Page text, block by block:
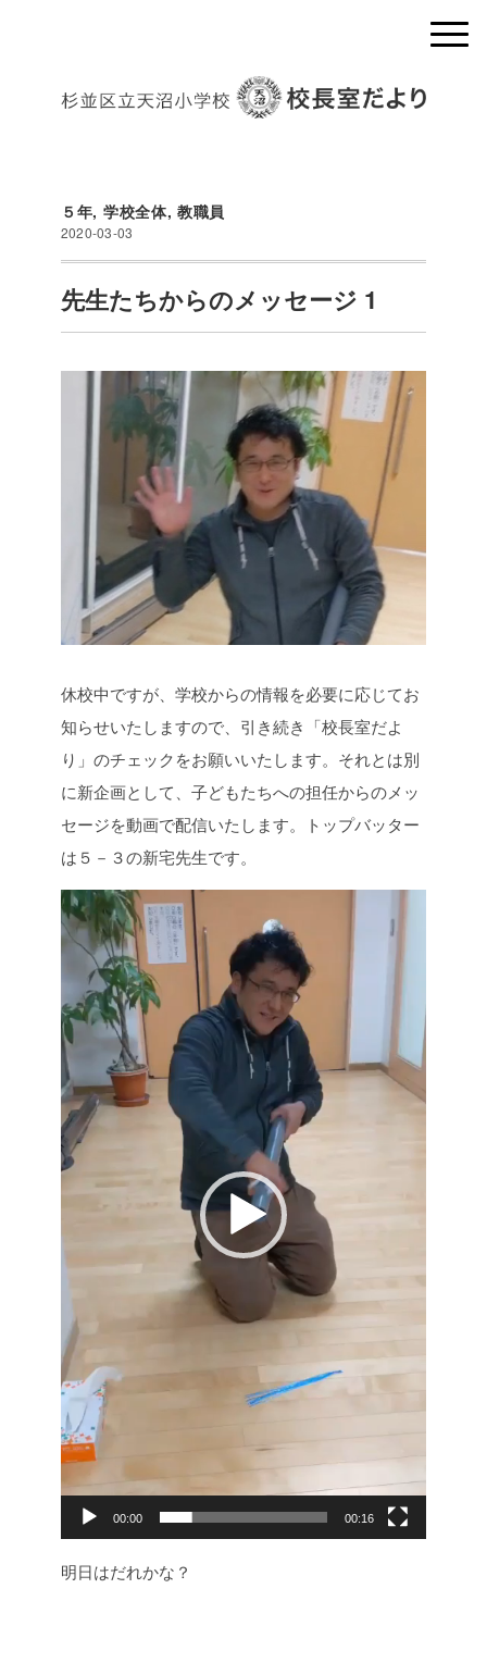
５年, 学校全体,教職員
2020-03-03
先生たちからのメッセージ 1
休校中ですが、学校からの情報を必要に応じてお
知らせいたしますので、引き続き「校長室だよ
り」のチェックをお願いいたします。それとは別
に新企画として、子どもたちへの担任からのメッ
セージを動画で配信いたします。トップバッター
は５－３の新宅先生です。
動
画
レ
ー
ヤ
ー
00:00 00:16
明日はだれかな？